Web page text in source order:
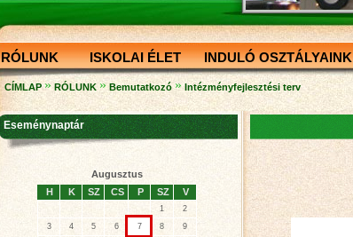
RÓLUNK ISKOLAI ÉLET INDULÓ OSZTÁLYAINK
CÍMLAP » RÓLUNK » Bemutatkozó » Intézményfejlesztési terv
Eseménynaptár
Augusztus
H
K SZ CS P SZ V
1
2
3
4 5 6 7 8
9